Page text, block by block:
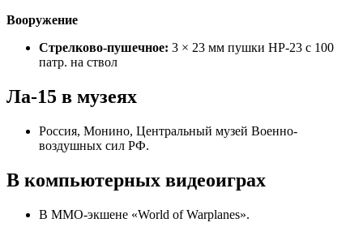
Вооружение
Стрелково-пушечное: 3 × 23 мм пушки НР-23 с 100
патр. на ствол
Ла-15 в музеях
Россия, Монино, Центральный музей Военно-
воздушных сил РФ.
В компьютерных видеоиграх
В MMO-экшене «World of Warplanes».